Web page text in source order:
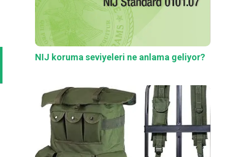
NIJ koruma seviyeleri ne anlama geliyor?